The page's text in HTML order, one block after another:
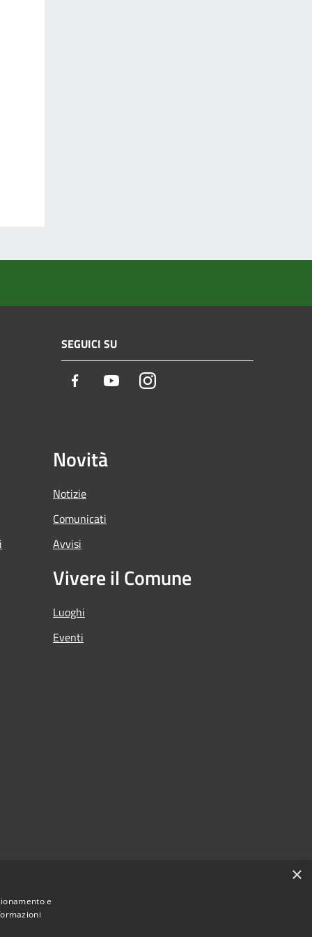
SEGUICI SU
Facebook YoutubeInstagram
Novità
Notizie
Comunicati
Avvisi
Vivere il Comune
Luoghi
Eventi
×
e